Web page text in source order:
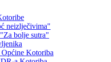
neizlječivima"
bolje sutra"
Kotoriba